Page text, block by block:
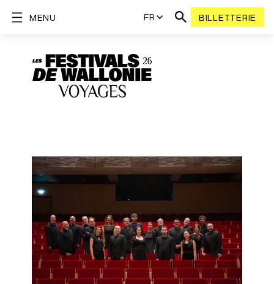
FR BILLETTERIE
MENU